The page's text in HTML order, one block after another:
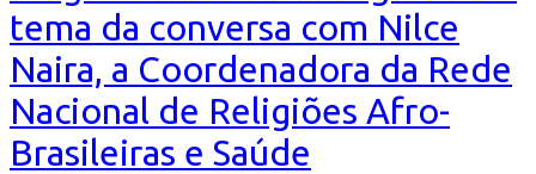
tema da conversa com Nilce
Naira, a Coordenadora da Rede
Nacional de Religiões Afro-
Brasileiras e Saúde